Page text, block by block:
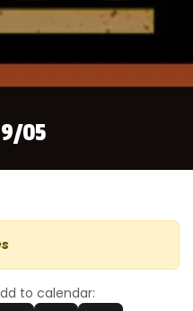
05
to calendar: